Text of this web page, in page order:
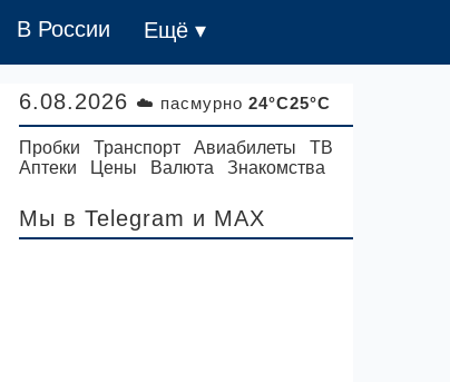
В России Ещё ▾
6.08.2026 ☁️ пасмурно 24°C25°C
Пробки Транспорт Авиабилеты
ТВ
Аптеки
Цены Валюта Знакомства
Мы в Telegram и MAX